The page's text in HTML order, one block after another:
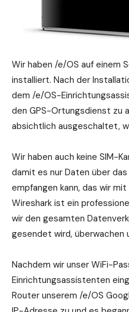
Wir haben /e/OS auf einem
installiert. Nach der
dem /e/OS-
den GPS-Ortungsdienst zu
absichtlich ausgeschaltet,
Wir haben auch keine SIM-
damit es nur Daten über
empfangen kann, das wir
Wireshark ist ein
wir den gesamten
gesendet wird, überwachen
Nachdem wir unser WiFi-
Einrichtungsassistenten
Router unserem /e/OS